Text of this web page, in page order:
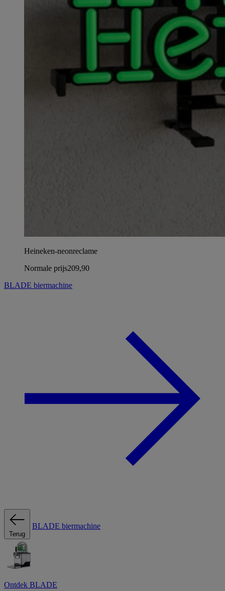
Heineken-neonreclame
Normale prijs209,90
BLADE biermachine
Terug
BLADE biermachine
Ontdek BLADE